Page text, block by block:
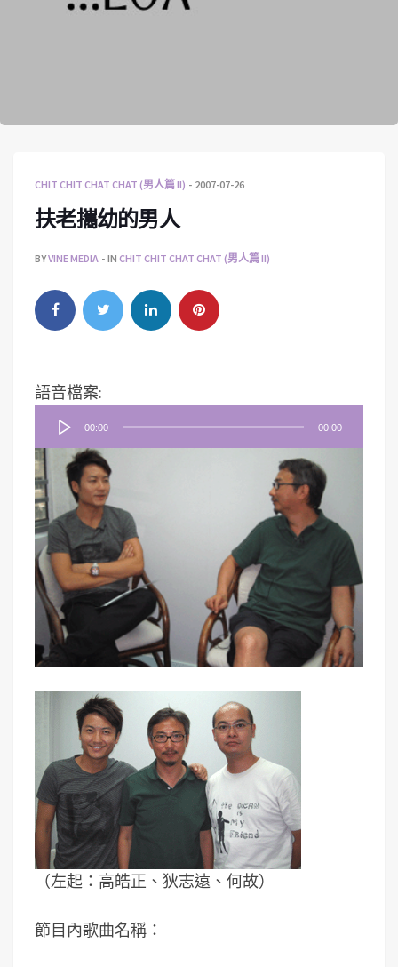
CHIT CHIT CHAT CHAT (男人篇 II) 2007-07-26
扶老攜幼的男人
BYVINE MEDIA IN CHIT CHIT CHAT CHAT (男人篇 II)
語音檔案:
放
器
00:00 00:00
（左起：高皓正、狄志遠、何故）
節目內歌曲名稱：